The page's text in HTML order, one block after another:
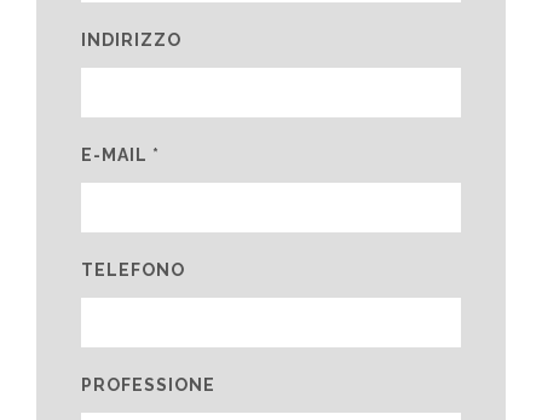
INDIRIZZO
E-MAIL *
TELEFONO
PROFESSIONE